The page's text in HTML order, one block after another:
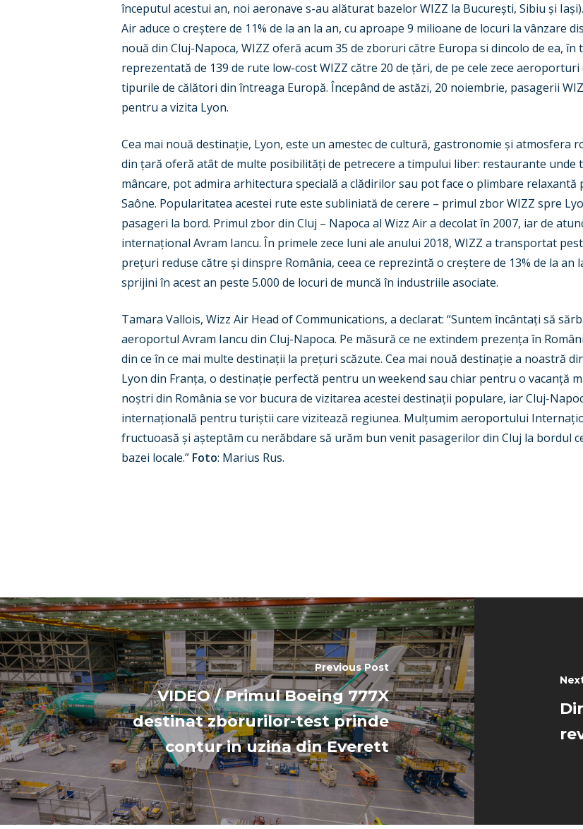
începutul acestui an, noi aeronave s-au alăturat bazelor WIZZ la București, Sibiu și
Air aduce o creștere de 11% de la an la an, cu aproape 9 milioane de locuri la vânzare
nouă din Cluj-Napoca, WIZZ oferă acum 35 de zboruri către Europa si dincolo de ea,
reprezentată de 139 de rute low-cost WIZZ către 20 de țări, de pe cele zece
tipurile de călători din întreaga Europă. Începând de astăzi, 20 noiembrie, pasagerii
pentru a vizita Lyon.
Cea mai nouă destinație, Lyon, este un amestec de cultură, gastronomie și atmosfera
din țară oferă atât de multe posibilități de petrecere a timpului liber: restaurante unde
mâncare, pot admira arhitectura specială a clădirilor sau pot face o plimbare
Saône. Popularitatea acestei rute este subliniată de cerere – primul zbor WIZZ spre
pasageri la bord. Primul zbor din Cluj – Napoca al Wizz Air a decolat în 2007, iar de
internațional Avram Iancu. În primele zece luni ale anului 2018, WIZZ a transportat
prețuri reduse către și dinspre România, ceea ce reprezintă o creștere de 13% de la
sprijini în acest an peste 5.000 de locuri de muncă în industriile asociate.
Tamara Vallois, Wizz Air Head of Communications, a declarat: “Suntem încântați să
aeroportul Avram Iancu din Cluj-Napoca. Pe măsură ce ne extindem prezența în
din ce în ce mai multe destinații la prețuri scăzute. Cea mai nouă destinație a noastră
Lyon din Franța, o destinație perfectă pentru un weekend sau chiar pentru o vacanță
noștri din România se vor bucura de vizitarea acestei destinații populare, iar Cluj-
internațională pentru turiștii care vizitează regiunea. Mulțumim aeroportului
fructuoasă și așteptăm cu nerăbdare să urăm bun venit pasagerilor din Cluj la bordul
bazei locale.” Foto: Marius Rus.
Previous Post
VIDEO / Primul Boeing 777X
destinat zborurilor-test prinde
contur in uzina din Everett